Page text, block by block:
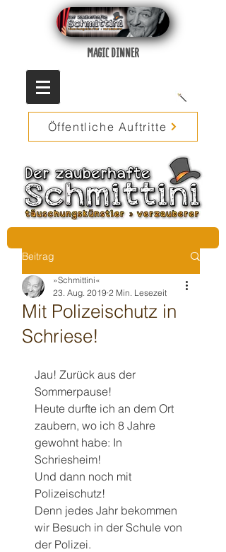
MAGIC DINNER
Öffentliche Auftritte
Beitrag
Mit Polizeischutz in
Schriese!
»Schmittini«
23. Aug. 2019 2 Min. Lesezeit
Jau! Zurück aus der
Sommerpause!
Heute durfte ich an dem Ort
zaubern, wo ich 8 Jahre
gewohnt habe: In
Schriesheim!
Und dann noch mit
Polizeischutz!
Denn jedes Jahr bekommen
wir Besuch in der Schule von
der Polizei.